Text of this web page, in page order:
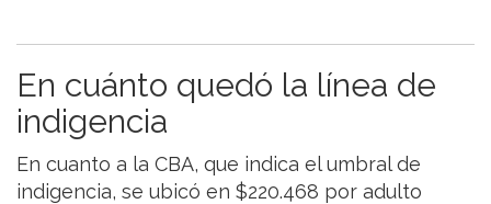
En cuánto quedó la línea de
indigencia
En cuanto a la CBA, que indica el umbral de
indigencia, se ubicó en $220.468 por adulto